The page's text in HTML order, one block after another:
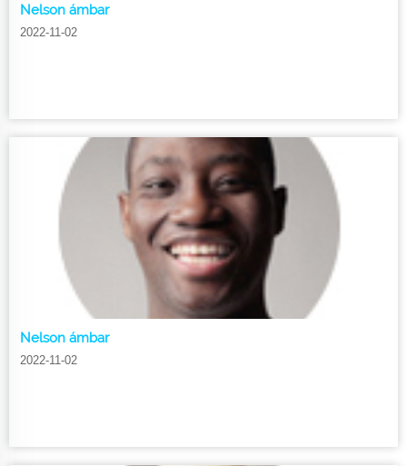
Nelson ámbar
2022-11-02
Nelson ámbar
2022-11-02